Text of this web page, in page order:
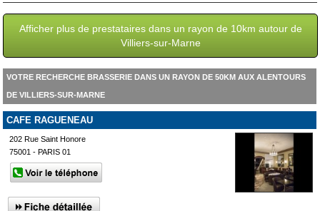
Afficher plus de prestataires dans un rayon de 10km autour de
Villiers-sur-Marne
VOTRE RECHERCHE BRASSERIE DANS UN RAYON DE 50KM AUX ALENTOURS
DE VILLIERS-SUR-MARNE
CAFE RAGUENEAU
202 Rue Saint Honore
75001 - PARIS 01